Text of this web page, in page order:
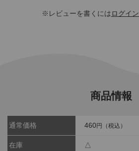
※レビューを書くにはログイン
商品情報
通常価格 460円（税込）
在庫 △